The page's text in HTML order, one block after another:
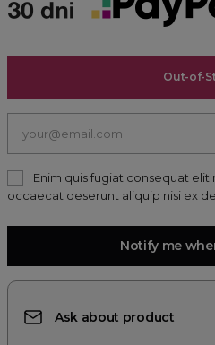
Out-of-
Enim quis fugiat consequat
occaecat deserunt aliquip nisi ex
Notify me
Ask about product